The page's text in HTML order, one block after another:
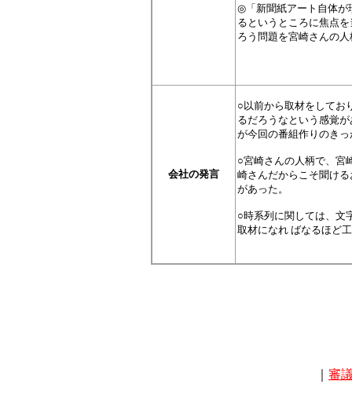
◎「新聞紙アート自体が
るというところに焦点
ろう問題を宮崎さんの
会社の発言
○以前から取材をしてお
るだろうなという感覚
が今回の番組作りのき
○宮崎さんの人柄で、宮
崎さんだからこそ聞け
があった。
○時系列に関しては、文
取材になれ ばなるほど
審